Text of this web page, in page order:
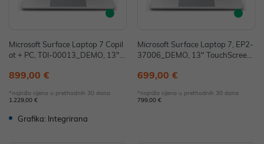
Microsoft Surface Laptop 7 Copil
ot + PC, T0I-00013_DEMO, 13",
B, W11H, Adreno - IZLOŽBENI M
899,00 €
*najniža cijena u prethodnih 30 dana
1.229,00 €
Grafika: Integrirana
Microsoft Surface Laptop 7, EP2-
37006_DEMO, 13" TouchScreen,
B SSD, W11H, Sivi (bez punjača)
699,00 €
*najniža cijena u prethodnih 30 dana
799,00 €